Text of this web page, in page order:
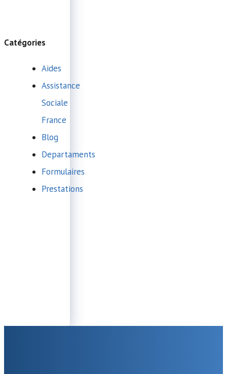
Catégories
Aides
Assistance
Sociale
France
Blog
Departaments
Formulaires
Prestations